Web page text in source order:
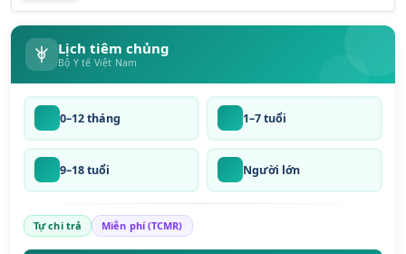
Lịch tiêm chủng
Bộ Y tế Việt Nam
0–12 tháng 1–7 tuổi
9–18 tuổi Người lớn
Tự chi trả Miễn phí (TCMR)